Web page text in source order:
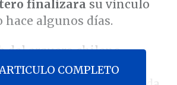
finalizara su vínculo
hace algunos días.
del arquero chileno-
27 años fueAudax
COMPLETO